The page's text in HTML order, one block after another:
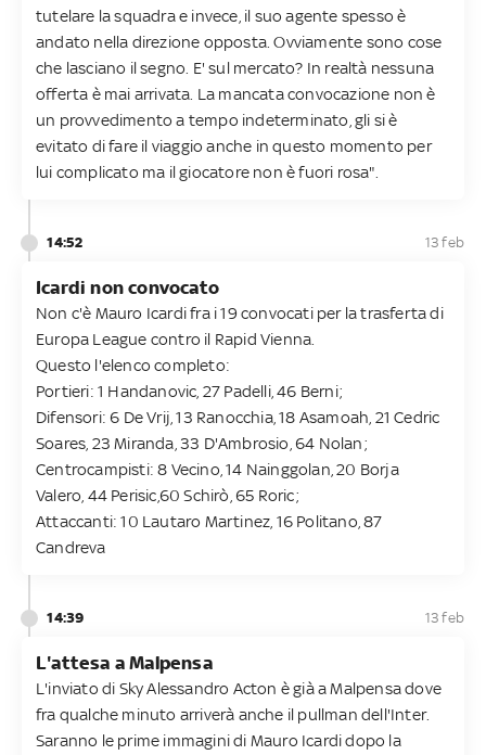
tutelare la squadra e invece, il suo agente spesso è
andato nella direzione opposta. Ovviamente sono cose
che lasciano il segno. E' sul mercato? In realtà nessuna
offerta è mai arrivata. La mancata convocazione non è
un provvedimento a tempo indeterminato, gli si è
evitato di fare il viaggio anche in questo momento per
lui complicato ma il giocatore non è fuori rosa".
14:52 13 feb
Icardi non convocato
Non c'è Mauro Icardi fra i 19 convocati per la trasferta di
Europa League contro il Rapid Vienna.
Questo l'elenco completo:
Portieri: 1 Handanovic, 27 Padelli, 46 Berni;
Difensori: 6 De Vrij, 13 Ranocchia, 18 Asamoah, 21 Cedric
Soares, 23 Miranda, 33 D'Ambrosio, 64 Nolan;
Centrocampisti: 8 Vecino, 14 Nainggolan, 20 Borja
Valero, 44 Perisic,60 Schirò, 65 Roric;
Attaccanti: 10 Lautaro Martinez, 16 Politano, 87
Candreva
14:39 13 feb
L'attesa a Malpensa
L'inviato di Sky Alessandro Acton è già a Malpensa dove
fra qualche minuto arriverà anche il pullman dell'Inter.
Saranno le prime immagini di Mauro Icardi dopo la